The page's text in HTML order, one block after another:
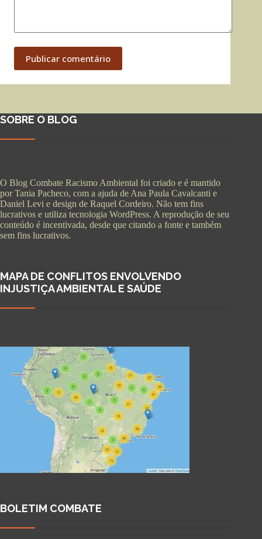
Publicar comentário
SOBRE O BLOG
O Blog Combate Racismo Ambiental foi criado e é mantido
por Tania Pacheco, com a ajuda de Ana Paula Cavalcanti e
Daniel Levi e design de Raquel Cordeiro. Não tem fins
lucrativos e utiliza tecnologia WordPress. A reprodução de seu
conteúdo é incentivada, desde que citando a fonte e também
sem fins lucrativos.
MAPA DE CONFLITOS ENVOLVENDO
INJUSTIÇA AMBIENTAL E SAÚDE
BOLETIM COMBATE